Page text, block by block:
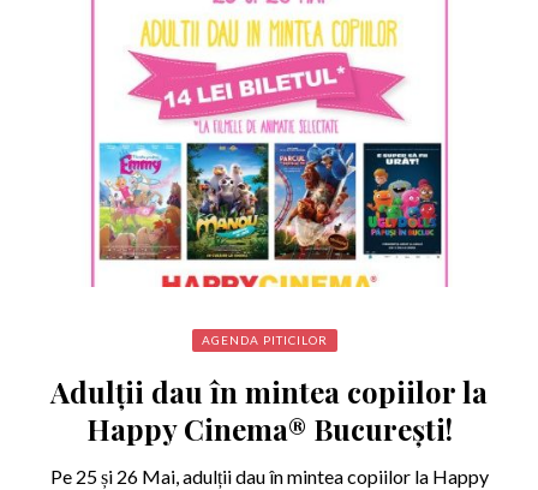
AGENDA PITICILOR
Adulții dau în mintea copiilor la
Happy Cinema® București!
Pe 25 și 26 Mai, adulții dau în mintea copiilor la Happy